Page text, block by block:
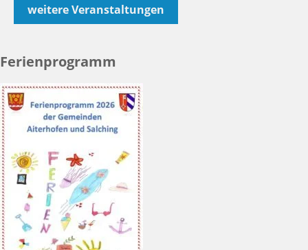
weitere Veranstaltungen
Ferienprogramm